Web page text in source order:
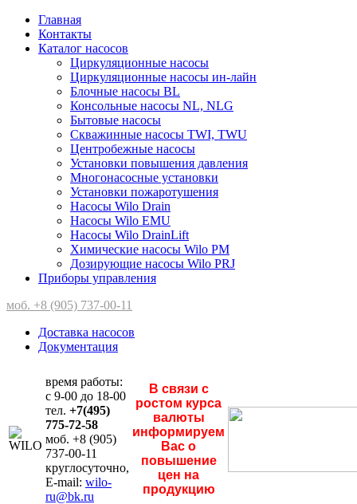
Главная
Контакты
Каталог насосов
Циркуляционные насосы
Циркуляционные насосы ин-лайн
Блочные насосы BL
Консольные насосы NL, NLG
Бытовые насосы
Скважинные насосы TWI, TWU
Центробежные насосы
Установки повышения давления
Многонасосные установки
Установки пожаротушения
Насосы Wilo Drain
Насосы Wilo EMU
Насосы Wilo DrainLift
Химические насосы Wilo PM
Дозирующие насосы Wilo PRJ
Приборы управления
моб. +8 (905) 737-00-11
Доставка насосов
Документация
время работы:
с 9-00 до 18-00
тел. +7(495)
775-72-58
моб. +8 (905)
737-00-11
круглосуточно,
E-mail: wilo-
ru@bk.ru
В связи с
ростом курса
валюты
информируем
Вас о
повышение
цен на
продукцию